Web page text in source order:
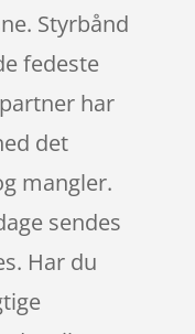
Styrbånd
fedeste
har
det
mangler.
sendes
Har du